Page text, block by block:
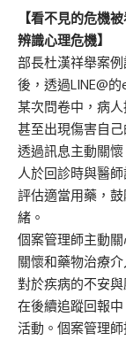
【看不見的危機
辨識心理危機】
部長杜漢祥舉案
後，透過LINE@
某次問卷中，病
甚至出現傷害自
透過訊息主動關
人於回診時與醫
評估適當用藥，
緒。
個案管理師主動
關懷和藥物治療
對於疾病的不安與
在後續追蹤回報
活動。個案管理